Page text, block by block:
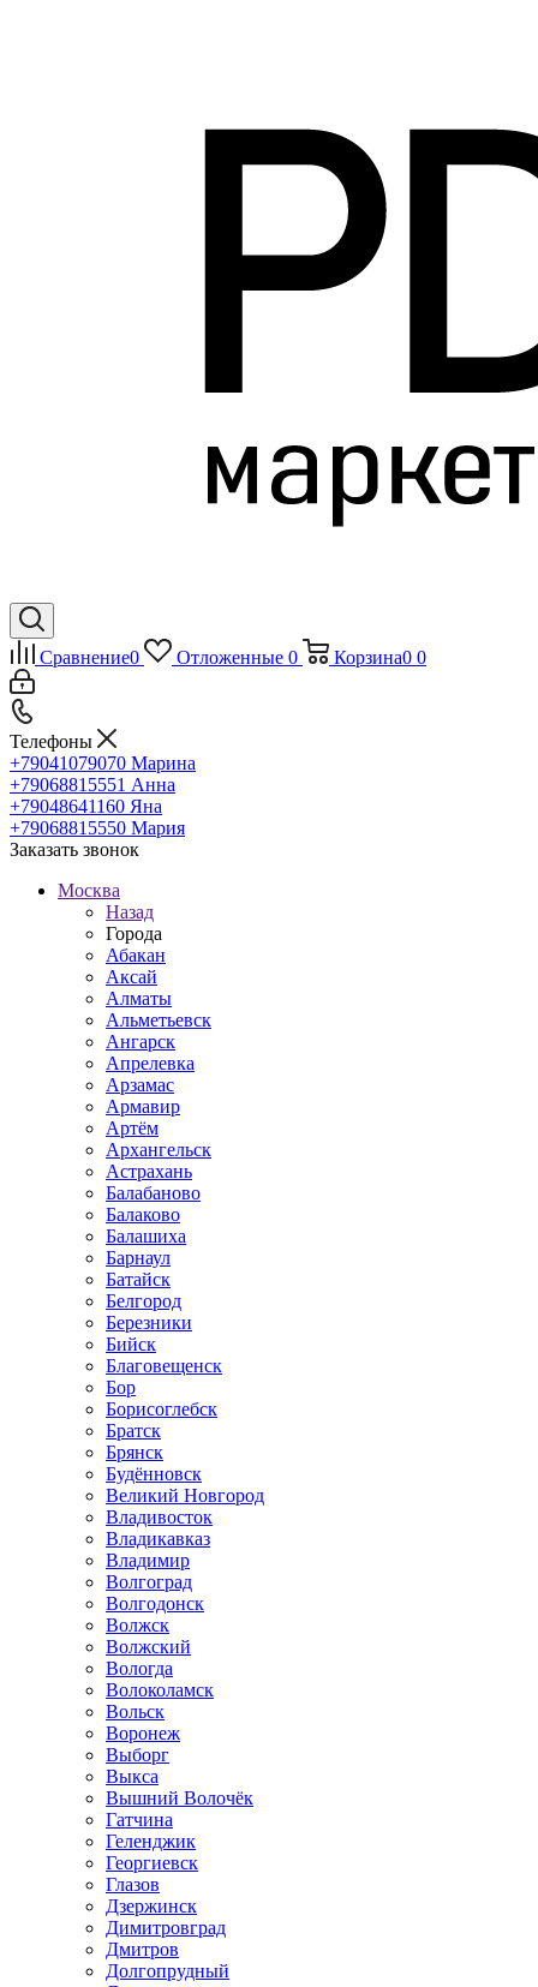
Сравнение0 Отложенные 0 Корзина0 0
Телефоны
+79041079070 Марина
+79068815551 Анна
+79048641160 Яна
+79068815550 Мария
Заказать звонок
Москва
Назад
Города
Абакан
Аксай
Алматы
Альметьевск
Ангарск
Апрелевка
Арзамас
Армавир
Артём
Архангельск
Астрахань
Балабаново
Балаково
Балашиха
Барнаул
Батайск
Белгород
Березники
Бийск
Благовещенск
Бор
Борисоглебск
Братск
Брянск
Будённовск
Великий Новгород
Владивосток
Владикавказ
Владимир
Волгоград
Волгодонск
Волжск
Волжский
Вологда
Волоколамск
Вольск
Воронеж
Выборг
Выкса
Вышний Волочёк
Гатчина
Геленджик
Георгиевск
Глазов
Дзержинск
Димитровград
Дмитров
Долгопрудный